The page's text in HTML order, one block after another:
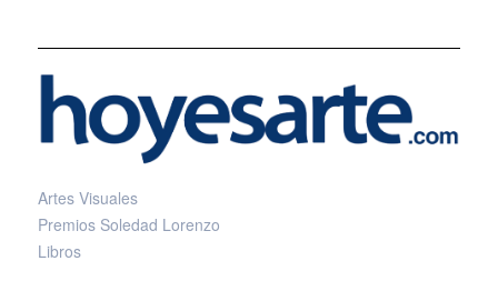
Artes Visuales
Premios Soledad Lorenzo
Libros